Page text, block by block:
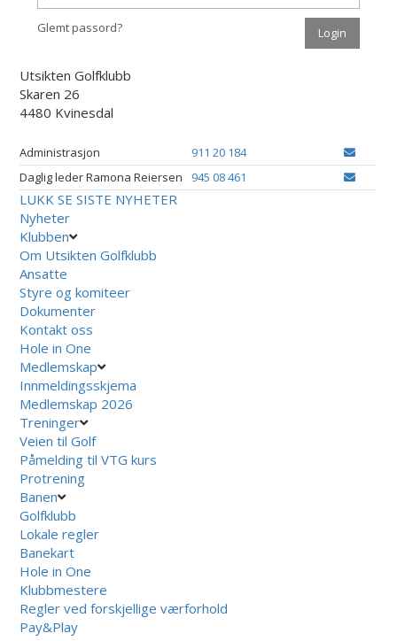
Glemt passord?
Utsikten Golfklubb
Skaren 26
4480 Kvinesdal
Administrasjon
911 20 184
Daglig leder Ramona Reiersen
945 08 461
LUKK SE SISTE NYHETER
Nyheter
Klubben
Om Utsikten Golfklubb
Ansatte
Styre og komiteer
Dokumenter
Kontakt oss
Hole in One
Medlemskap
Innmeldingsskjema
Medlemskap 2026
Treninger
Veien til Golf
Påmelding til VTG kurs
Protrening
Banen
Golfklubb
Lokale regler
Banekart
Hole in One
Klubbmestere
Regler ved forskjellige værforhold
Pay&Play